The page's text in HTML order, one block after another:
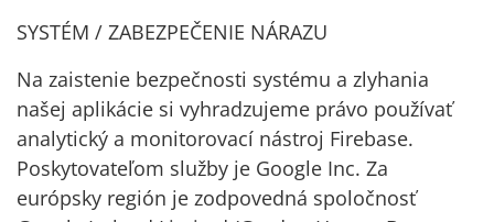
SYSTÉM / ZABEZPEČENIE NÁRAZU
Na zaistenie bezpečnosti systému a zlyhania
našej aplikácie si vyhradzujeme právo používať
analytický a monitorovací nástroj Firebase.
Poskytovateľom služby je Google Inc. Za
európsky región je zodpovedná spoločnosť